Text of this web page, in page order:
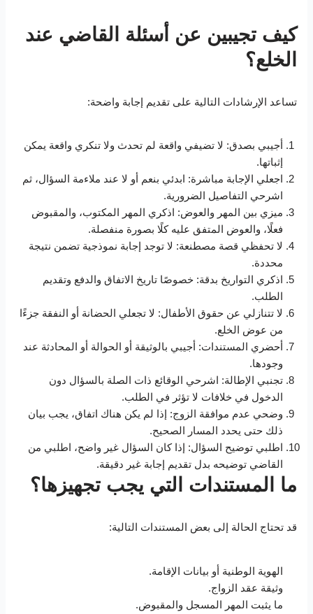
كيف تجيبين عن أسئلة القاضي عند
الخلع؟
تساعد الإرشادات التالية على تقديم إجابة واضحة:
أجيبي بصدق: لا تضيفي واقعة لم تحدث ولا تنكري واقعة يمكن
إثباتها.
اجعلي الإجابة مباشرة: ابدئي بنعم أو لا عند ملاءمة السؤال، ثم
اشرحي التفاصيل الضرورية.
ميزي بين المهر والعوض: اذكري المهر المكتوب، والمقبوض
فعلًا، والعوض المتفق عليه كلًا بصورة منفصلة.
لا تحفظي قصة مصطنعة: لا توجد إجابة نموذجية تضمن نتيجة
محددة.
اذكري التواريخ بدقة: خصوصًا تاريخ الاتفاق والدفع وتقديم
الطلب.
لا تتنازلي عن حقوق الأطفال: لا تجعلي الحضانة أو النفقة جزءًا
من عوض الخلع.
أحضري المستندات: أجيبي بالوثيقة أو الحوالة أو المحادثة عند
وجودها.
تجنبي الإطالة: اشرحي الوقائع ذات الصلة بالسؤال دون
الدخول في خلافات لا تؤثر في الطلب.
وضحي عدم موافقة الزوج: إذا لم يكن هناك اتفاق، يجب بيان
ذلك حتى يحدد المسار الصحيح.
اطلبي توضيح السؤال: إذا كان السؤال غير واضح، اطلبي من
القاضي توضيحه بدل تقديم إجابة غير دقيقة.
ما المستندات التي يجب تجهيزها؟
قد تحتاج الحالة إلى بعض المستندات التالية:
الهوية الوطنية أو بيانات الإقامة.
وثيقة عقد الزواج.
ما يثبت المهر المسجل والمقبوض.